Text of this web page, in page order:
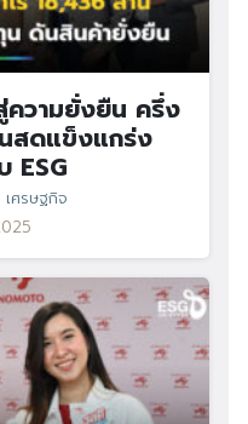
วามยั่งยืน ครึ่ง
สดแข็งแกร่ง
ESG
เศรษฐกิจ